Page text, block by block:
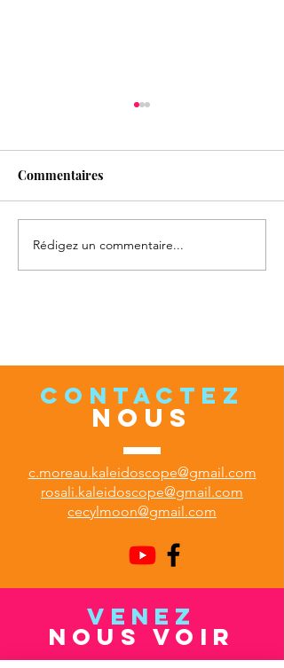
Formation Entretien
épistémique
Commentaires
Rédigez un commentaire...
CONTACTEZ
NOUS
c.moreau.kaleidoscope@gmail.com
rosali.kaleidoscope@gmail.com
cecylmoon@gmail.com
VENEZ
NOUS VOIR